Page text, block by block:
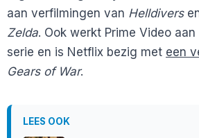
aan verfilmingen van Helldivers
Zelda. Ook werkt Prime Video aan
serie en is Netflix bezig met een
Gears of War.
LEES OOK